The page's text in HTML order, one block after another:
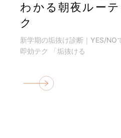
わかる朝夜ルー
ク
新学期の垢抜け診断｜YES/NO
即効テク 「垢抜ける